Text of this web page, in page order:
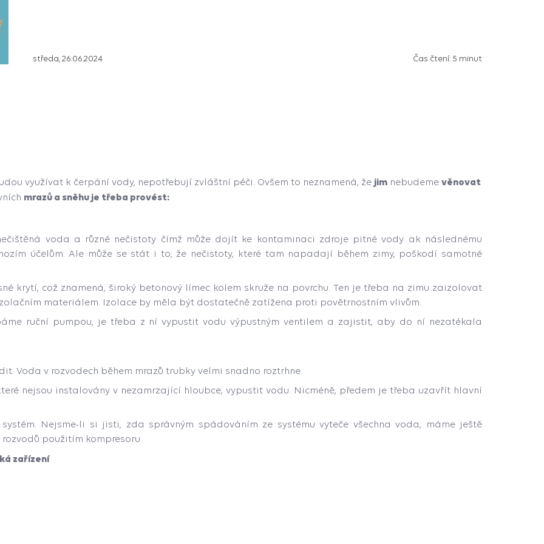
středa, 26.06.2024 Čas čtení: 5 minut
využívat k čerpání vody, nepotřebují zvláštní péči. Ovšem to neznamená, že jim nebudeme věnovat
mrazů a sněhu je třeba provést:
voda a různé nečistoty čímž může dojít ke kontaminaci zdroje pitné vody ak následnému
účelům. Ale může se stát i to, že nečistoty, které tam napadají během zimy, poškodí samotné
krytí, což znamená, široký betonový límec kolem skruže na povrchu. Ten je třeba na zimu zaizolovat
materiálem. Izolace by měla být dostatečně zatížena proti povětrnostním vlivům.
ruční pumpou, je třeba z ní vypustit vodu výpustným ventilem a zajistit, aby do ní nezatékala
Voda v rozvodech během mrazů trubky velmi snadno roztrhne.
nejsou instalovány v nezamrzající hloubce, vypustit vodu. Nicméně, předem je třeba uzavřít hlavní
Nejsme-li si jisti, zda správným spádováním ze systému vyteče všechna voda, máme ještě
použitím kompresoru.
zařízení